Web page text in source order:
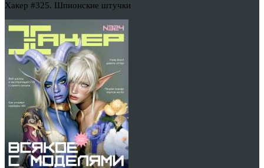
Хакер #325. Шпионские штучки